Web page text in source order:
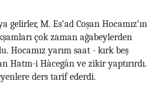
gelirler, M. Es’ad Coşan Hocamız’ın
çok zaman ağabeylerden
Hocamız yarım saat - kırk beş
Hatm-i Hàcegân ve zikir yaptırırdı.
ders tarif ederdi.